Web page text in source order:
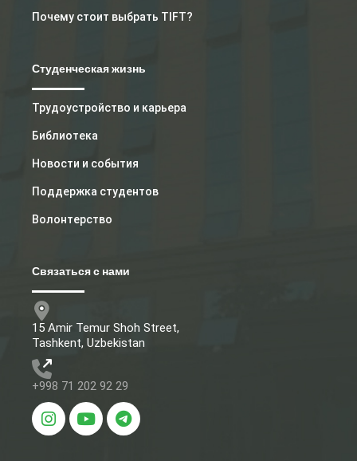
Почему стоит выбрать TIFT?
Студенческая жизнь
Трудоустройство и карьера
Библиотека
Новости и события
Поддержка студентов
Волонтерство
Связаться с нами
15 Amir Temur Shoh Street,
Tashkent, Uzbekistan
+998 71 202 92 29